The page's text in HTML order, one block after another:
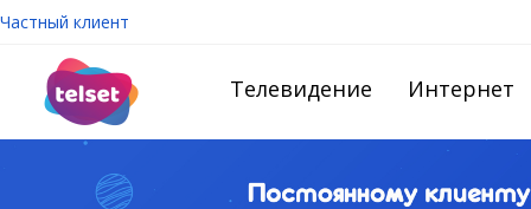
Частный клиент
Телевидение Интернет